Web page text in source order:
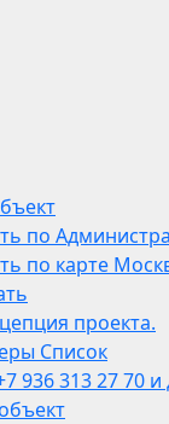
по
по карте
проекта.
Список
936 313 27 70 и